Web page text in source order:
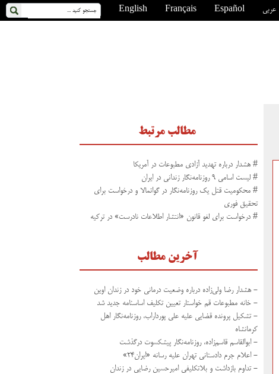
English Français Español عربی
مطالب مرتبط
# هشدار درباره تهدید آزادی مطبوعات در آمریکا
# لیست اسامی ۹ روزنامه‌نگار زندانی در ایران
# محکومیت قتل یک روزنامه‌نگار در گواتمالا و درخواست برای
تحقیق فوری
# درخواست برای لغو قانون «انتشار اطلاعات نادرست» در ترکیه
آخرین مطالب
- هشدار رضا ولی‌زاده درباره وضعیت درمانی خود در زندان اوین
- خانه مطبوعات قم خواستار تعیین تکلیف اساسنامه جدید شد
- تشکیل پرونده قضایی علیه علی پورداراب، روزنامه‌نگار اهل
کرمانشاه
- ابوالقاسم قاسم‌زاده، روزنامه‌نگار پیشکسوت درگذشت
- اعلام جرم دادستانی تهران علیه رسانه «ایران۲۴»
- تداوم بازداشت و بلاتکلیفی امیرحسین رضایی در زندان